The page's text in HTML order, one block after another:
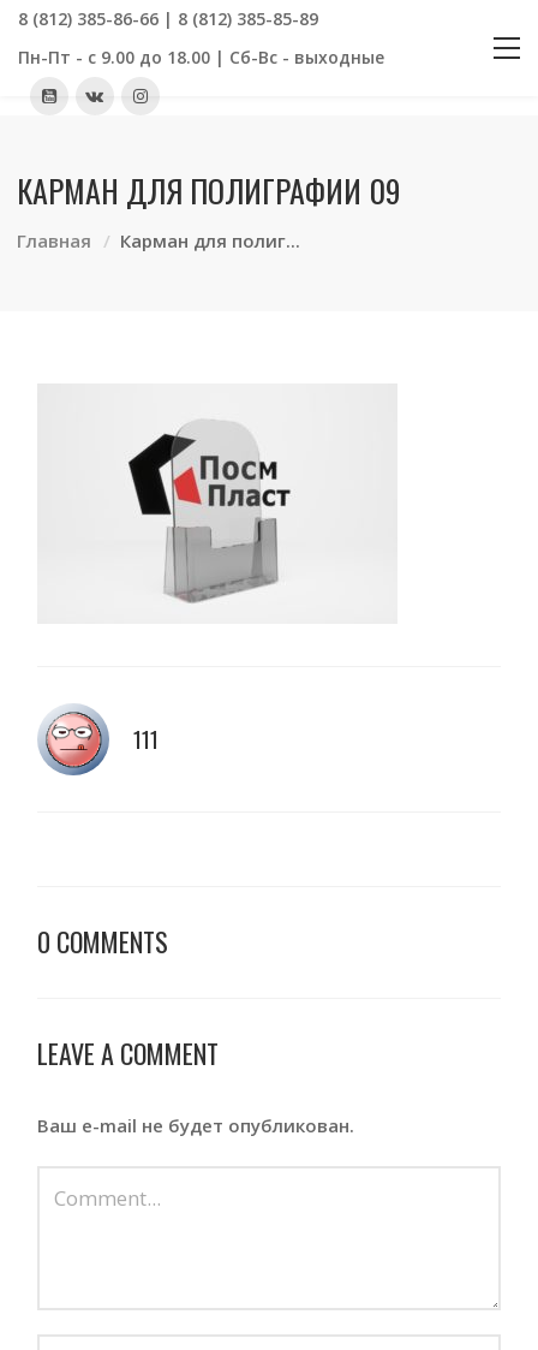
8 (812) 385-86-66 | 8 (812) 385-85-89
Пн-Пт - с 9.00 до 18.00 | Сб-Вс - выходные
КАРМАН ДЛЯ ПОЛИГРАФИИ 09
Главная Карман для полиг...
111
0 COMMENTS
LEAVE A COMMENT
Ваш e-mail не будет опубликован.